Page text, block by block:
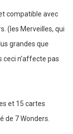
compatible avec
(les Merveilles, qui
grandes que
ceci n’affecte pas
et 15 cartes
de 7 Wonders.